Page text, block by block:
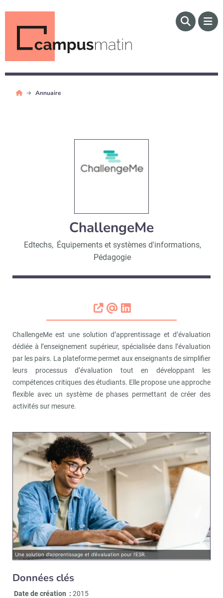
Annuaire
ChallengeMe
Edtechs, Équipements et systèmes d'informations,
Pédagogie
ChallengeMe est une solution d’apprentissage et d’évaluation
dédiée à l’enseignement supérieur, spécialisée dans l’évaluation
par les pairs. La plateforme permet aux enseignants de simplifier
leurs processus d’évaluation tout en développant les
compétences critiques des étudiants. Elle propose une approche
flexible avec un système de phases permettant de créer des
activités sur mesure.
Une solution d’apprentissage et d’évaluation pour l’ESR.
Données clés
Date de création : 2015